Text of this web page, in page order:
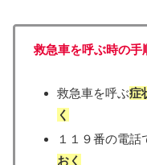
救急車を呼ぶ時の手
救急車を呼ぶ症
く
１１９番の電話
おく